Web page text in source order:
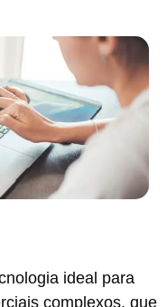
ideal para
complexos, que